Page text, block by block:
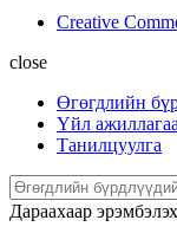
Creative
close
Өгөгдлийн
Үйл
Танилцуулга
Дараахаар эрэмбэлэх